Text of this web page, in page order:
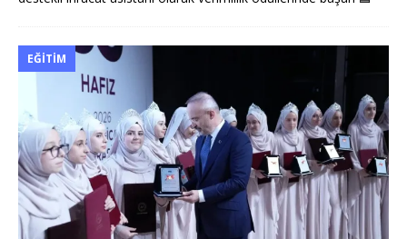
EĞITIM